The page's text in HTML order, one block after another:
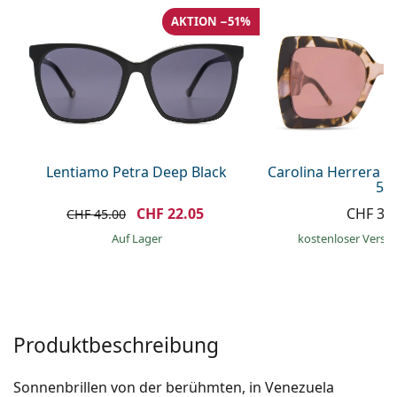
Prada
Alle Marken
Lentiamo Petra Deep Black
AKTION −51%
CHF 45.00 CHF 22.05
auf Lager
Carolina Herrera
55
CHF
kostenloser
Produktbeschreibung
Sonnenbrillen von der berühmten, in Venezuela